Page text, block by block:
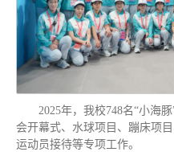
2025年，我校748名“小海
会开幕式、水球项目、蹦床项
运动员接待等专项工作。